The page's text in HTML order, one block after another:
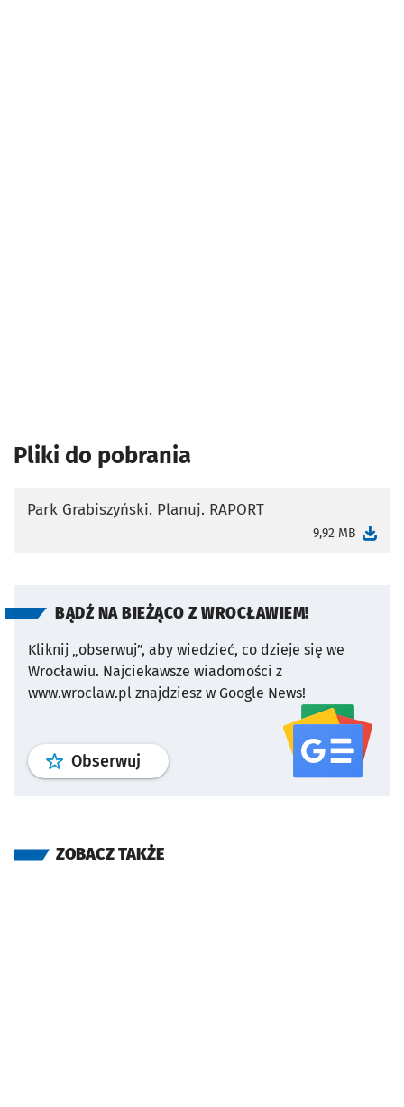
Pliki do pobrania
Park Grabiszyński. Planuj. RAPORT
9,92 MB
BĄDŹ NA BIEŻĄCO Z WROCŁAWIEM!
Kliknij „obserwuj”, aby wiedzieć, co dzieje się we
Wrocławiu. Najciekawsze wiadomości z
www.wroclaw.pl znajdziesz w Google News!
Obserwuj profil serwisu
ZOBACZ TAKŻE